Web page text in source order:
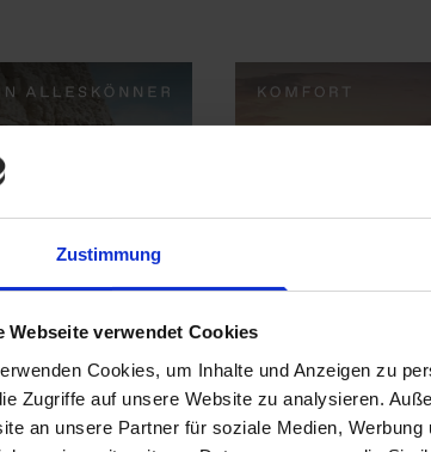
Zustimmung
Webseite verwendet Cookies
Cookies, um Inhalte und Anzeigen zu
Zugriffe auf unsere Website zu analysieren.
an unsere Partner für soziale Medien,